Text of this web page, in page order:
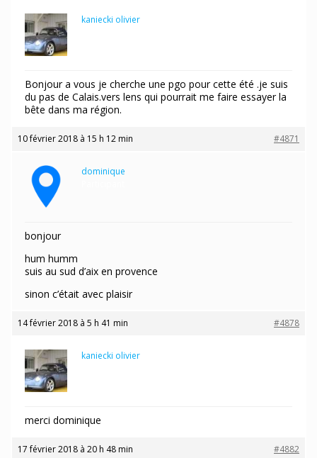
kaniecki olivier
Bonjour a vous je cherche une pgo pour cette été .je suis
du pas de Calais.vers lens qui pourrait me faire essayer la
bête dans ma région.
10 février 2018 à 15 h 12 min #4871
dominique
bonjour
hum humm
suis au sud d’aix en provence
sinon c’était avec plaisir
14 février 2018 à 5 h 41 min #4878
kaniecki olivier
merci dominique
17 février 2018 à 20 h 48 min #4882